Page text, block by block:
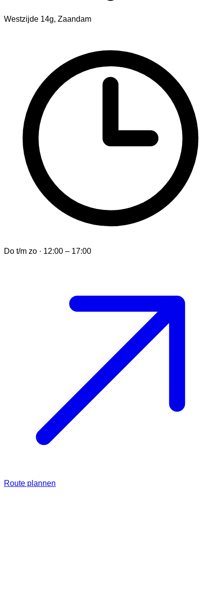
Westzijde 14g, Zaandam
Do t/m zo · 12:00 – 17:00
Route plannen